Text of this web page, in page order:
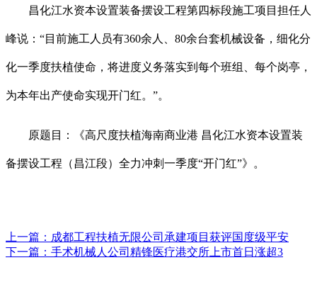
昌化江水资本设置装备摆设工程第四标段施工项目担任人
峰说：“目前施工人员有360余人、80余台套机械设备，细化分
化一季度扶植使命，将进度义务落实到每个班组、每个岗亭，
为本年出产使命实现开门红。”。
原题目：《高尺度扶植海南商业港 昌化江水资本设置装
备摆设工程（昌江段）全力冲刺一季度“开门红”》。
上一篇： 成都工程扶植无限公司承建项目获评国度级平安
下一篇： 手术机械人公司精锋医疗港交所上市首日涨超3